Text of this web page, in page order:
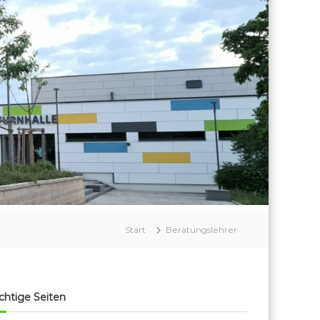
Start Beratungslehrer
Seiten